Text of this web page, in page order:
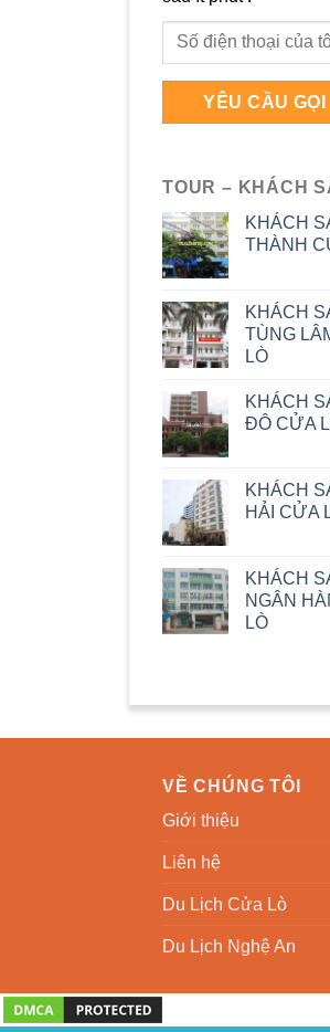
TOUR – KHÁCH
KHÁCH
THÀNH
KHÁCH
TÙNG
LÒ
KHÁCH
ĐÔ CỬA
KHÁCH
HẢI CỬA
KHÁCH
NGÂN
LÒ
VỀ CHÚNG TÔI
Giới thiệu
Liên hệ
Du Lịch Cửa Lò
Du Lịch Nghệ An